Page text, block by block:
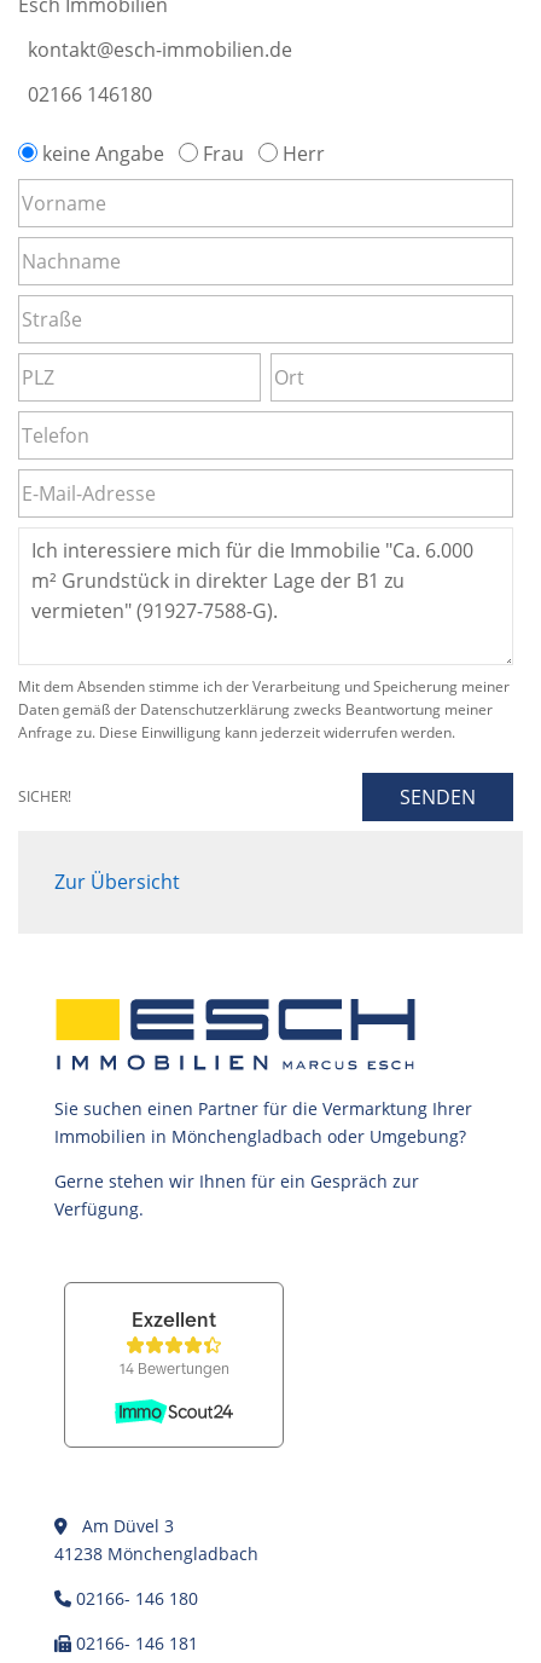
kontakt@esch-immobilien.de
02166 146180
keine Angabe Frau Herr
Mit dem Absenden stimme ich der Verarbeitung und Speicherung meiner
Daten gemäß der Datenschutzerklärung zwecks Beantwortung meiner
Anfrage zu. Diese Einwilligung kann jederzeit widerrufen werden.
SICHER! SENDEN
Zur Übersicht
Sie suchen einen Partner für die Vermarktung Ihrer
Immobilien in Mönchengladbach oder Umgebung?
Gerne stehen wir Ihnen für ein Gespräch zur
Verfügung.
Am Düvel 3
41238 Mönchengladbach
02166- 146 180
02166- 146 181